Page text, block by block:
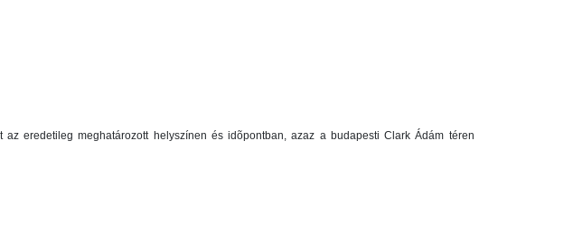
eredetileg meghatározott helyszínen és idõpontban, azaz a budapesti Clark Ádám téren